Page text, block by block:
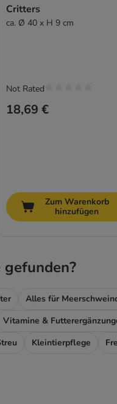
Critters
ca. Ø 40 x H 9 cm
18,69 €
Not Rated
Zum Warenkorb
hinzufügen
Alles für
Vitamine &
Kleintierpflege